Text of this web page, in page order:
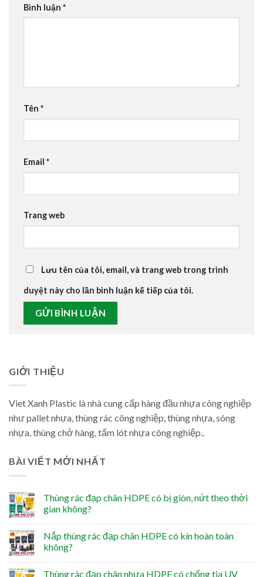
Bình luận *
Tên *
Email *
Trang web
Lưu tên của tôi, email, và trang web trong trình
duyệt này cho lần bình luận kế tiếp của tôi.
GIỚI THIỆU
Viet Xanh Plastic là nhà cung cấp hàng đầu nhựa công nghiệp
như pallet nhựa, thùng rác công nghiệp, thùng nhựa, sóng
nhựa, thùng chở hàng, tấm lót nhựa công nghiệp..
BÀI VIẾT MỚI NHẤT
Thùng rác đạp chân HDPE có bị giòn, nứt theo thời
gian không?
Nắp thùng rác đạp chân HDPE có kín hoàn toàn
không?
Thùng rác đạp chân nhựa HDPE có chống tia UV